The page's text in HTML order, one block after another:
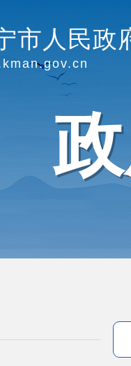
市人民政